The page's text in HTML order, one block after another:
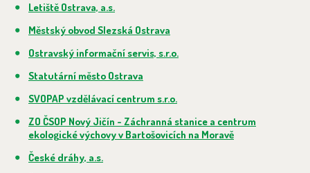
Letiště Ostrava, a.s.
Městský obvod Slezská Ostrava
Ostravský informační servis, s.r.o.
Statutární město Ostrava
SVOPAP vzdělávací centrum s.r.o.
ZO ČSOP Nový Jičín - Záchranná stanice a centrum
ekologické výchovy v Bartošovicích na Moravě
České dráhy, a.s.